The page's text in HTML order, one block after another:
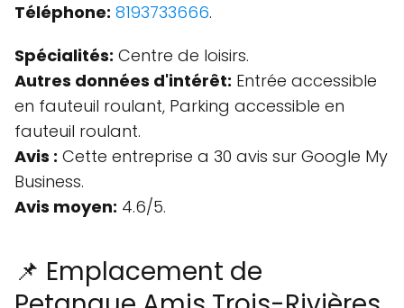
Téléphone: 8193733666.
Spécialités: Centre de loisirs.
Autres données d'intérêt: Entrée accessible
en fauteuil roulant, Parking accessible en
fauteuil roulant.
Avis : Cette entreprise a 30 avis sur Google My
Business.
Avis moyen: 4.6/5.
📌 Emplacement de